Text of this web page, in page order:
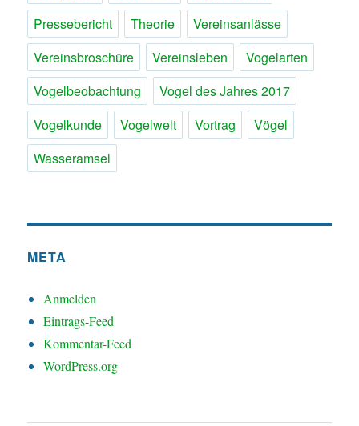
Pressebericht
Theorie
Vereinsanlässe
Vereinsbroschüre
Vereinsleben
Vogelarten
Vogelbeobachtung
Vogel des Jahres 2017
Vogelkunde
Vogelwelt Vortrag
Vögel
Wasseramsel
META
Anmelden
Eintrags-Feed
Kommentar-Feed
WordPress.org